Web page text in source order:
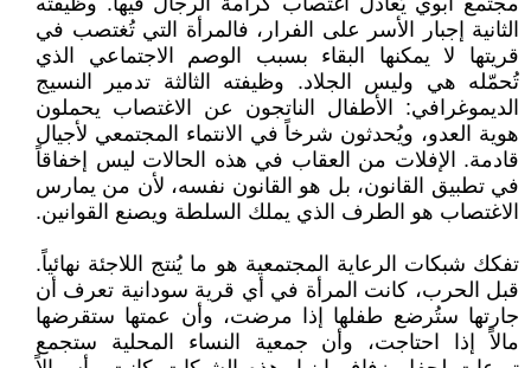
الثانية إجبار الأسر على الفرار، فالمرأة التي تُغتصب في
قريتها لا يمكنها البقاء بسبب الوصم الاجتماعي الذي
تُحمّله هي وليس الجلاد. وظيفته الثالثة تدمير النسيج
الديموغرافي: الأطفال الناتجون عن الاغتصاب يحملون
هوية العدو، ويُحدثون شرخاً في الانتماء المجتمعي لأجيال
قادمة. الإفلات من العقاب في هذه الحالات ليس إخفاقاً
في تطبيق القانون، بل هو القانون نفسه، لأن من يمارس
الاغتصاب هو الطرف الذي يملك السلطة ويصنع القوانين.
تفكك شبكات الرعاية المجتمعية هو ما يُنتج اللاجئة نهائياً.
قبل الحرب، كانت المرأة في أي قرية سودانية تعرف أن
جارتها ستُرضع طفلها إذا مرضت، وأن عمتها ستقرضها
مالاً إذا احتاجت، وأن جمعية النساء المحلية ستجمع